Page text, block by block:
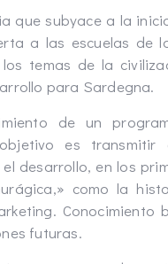
que subyace a la
a las escuelas de
temas de la
para Sardegna.
de un
es transmitir
desarrollo, en los
como la
futuras.